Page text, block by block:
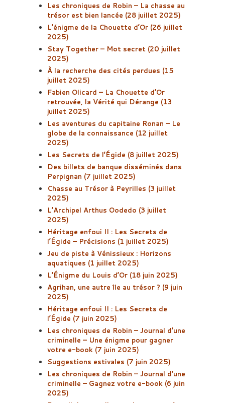
Les chroniques de Robin – La chasse au
trésor est bien lancée (28 juillet 2025)
L’énigme de la Chouette d’Or (26 juillet
2025)
Stay Together – Mot secret (20 juillet
2025)
À la recherche des cités perdues (15
juillet 2025)
Fabien Olicard – La Chouette d’Or
retrouvée, la Vérité qui Dérange (13
juillet 2025)
Les aventures du capitaine Ronan – Le
globe de la connaissance (12 juillet
2025)
Les Secrets de l’Égide (8 juillet 2025)
Des billets de banque disséminés dans
Perpignan (7 juillet 2025)
Chasse au Trésor à Peyrilles (3 juillet
2025)
L’Archipel Arthus Oodedo (3 juillet
2025)
Héritage enfoui II : Les Secrets de
l’Égide – Précisions (1 juillet 2025)
Jeu de piste à Vénissieux : Horizons
aquatiques (1 juillet 2025)
L’Énigme du Louis d’Or (18 juin 2025)
Agrihan, une autre île au trésor ? (9 juin
2025)
Héritage enfoui II : Les Secrets de
l’Égide (7 juin 2025)
Les chroniques de Robin – Journal d’une
criminelle – Une énigme pour gagner
votre e-book (7 juin 2025)
Suggestions estivales (7 juin 2025)
Les chroniques de Robin – Journal d’une
criminelle – Gagnez votre e-book (6 juin
2025)